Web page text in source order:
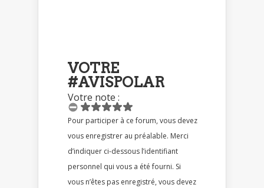
VOTRE
#AVISPOLAR
Votre note :
Pour participer à ce forum, vous devez
vous enregistrer au préalable. Merci
d’indiquer ci-dessous l’identifiant
personnel qui vous a été fourni. Si
vous n’êtes pas enregistré, vous devez